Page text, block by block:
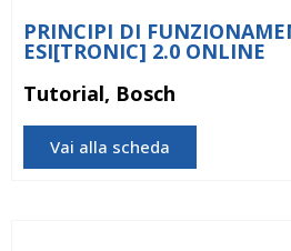
PRINCIPI DI
ESI[TRONIC] 2.0 ONLINE
Tutorial, Bosch
Vai alla scheda